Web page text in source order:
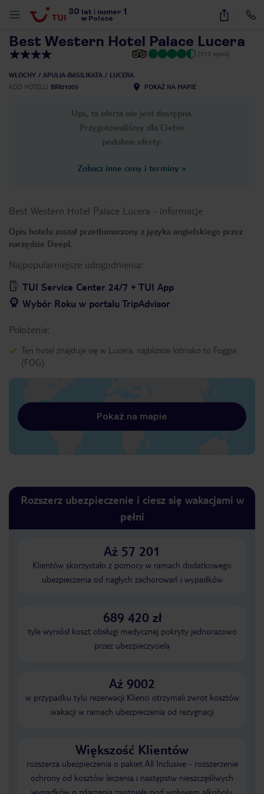
30 lat numer 1
w Polsce
11
Best Western Hotel Palace Lucera
(313 opinii)
WŁOCHY APULIA-BASILIKATA
LUCERA
KOD HOTELU BRI01003 POKAŻ NA MAPIE
Ups, ta oferta nie jest dostępna.
Przygotowaliśmy dla Ciebie
podobne oferty:
Zobacz inne ceny i terminy »
Best Western Hotel Palace Lucera - informacje
Opis hotelu został przetłumaczony z języka angielskiego przez
narzędzie DeepL
Najpopularniejsze udogodnienia:
TUI Service Center 24/7 + TUI App
Wybór Roku w portalu TripAdvisor
Położenie:
Ten hotel znajduje się w Lucera, najbliższe lotnisko to Foggia
(FOG).
Pokaż na mapie
Rozszerz ubezpieczenie i ciesz się wakacjami w
pełni
Aż 57 201
Klientów skorzystało z pomocy w ramach dodatkowego
ubezpieczenia od nagłych zachorowań i wypadków
689 420 zł
tyle wyniósł koszt obsługi medycznej pokryty jednorazowo
przez ubezpieczyciela
Aż 9002
w przypadku tylu rezerwacji Klienci otrzymali zwrot kosztów
wakacji w ramach ubezpieczenia od rezygnacji
Większość Klientów
rozszerza ubezpieczenia o pakiet All Inclusive - rozszerzenie
ochrony od kosztów leczenia i następstw nieszczęśliwych
wypadków o zdarzenia zaistniałe pod wpływem alkoholu